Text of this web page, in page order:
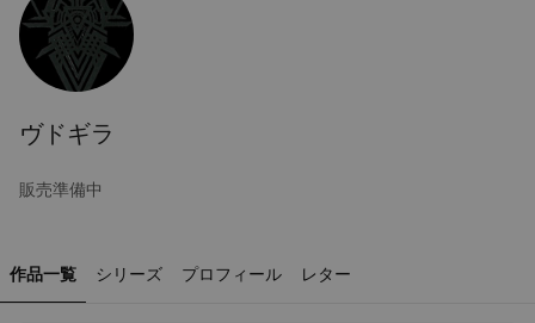
ヴドギラ
販売準備中
作品一覧 シリーズ プロフィール レター